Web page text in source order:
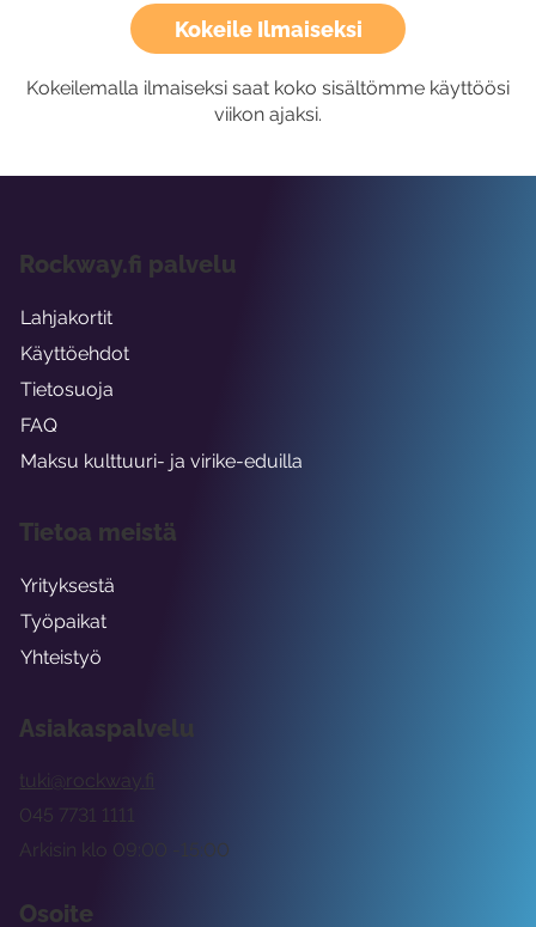
Kokeile Ilmaiseksi
Kokeilemalla ilmaiseksi saat koko sisältömme käyttöösi
viikon ajaksi.
Asiakaspalvelu
tuki@rockway.fi
Arkisin klo 09:00 -15:00
045 7731 1111
Osoite
Rockway.fi palvelu
Lahjakortit
Käyttöehdot
Tietosuoja
FAQ
Maksu kulttuuri- ja virike-eduilla
Tietoa meistä
Yrityksestä
Työpaikat
Yhteistyö